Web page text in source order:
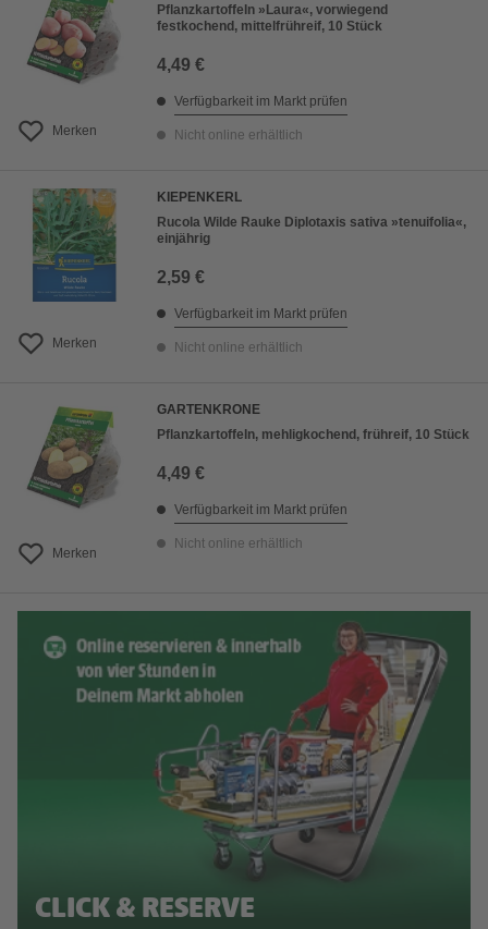
Merken
Pflanzkartoffeln »Laura«, vorwiegend
festkochend, mittelfrühreif, 10 Stück
4,49 €
Verfügbarkeit im Markt prüfen
Nicht online erhältlich
Merken
KIEPENKERL
Rucola Wilde Rauke Diplotaxis sativa »tenuifolia«,
einjährig
2,59 €
Verfügbarkeit im Markt prüfen
Nicht online erhältlich
Merken
GARTENKRONE
Pflanzkartoffeln, mehligkochend, frühreif, 10 Stück
4,49 €
Verfügbarkeit im Markt prüfen
Nicht online erhältlich
CLICK & RESERVE